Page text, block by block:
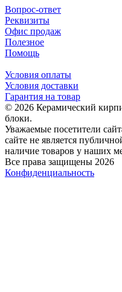
Вопрос-ответ
Реквизиты
Офис продаж
Полезное
Помощь
Условия оплаты
Условия доставки
Гарантия на товар
© 2026 Керамический
блоки.
Уважаемые посетители
сайте не является
наличие товаров у
Все права защищены 2026
Конфиденциальность